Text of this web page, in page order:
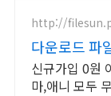
http://
다운로드 파
간 보기!
신규가입 0원
마,애니 모두